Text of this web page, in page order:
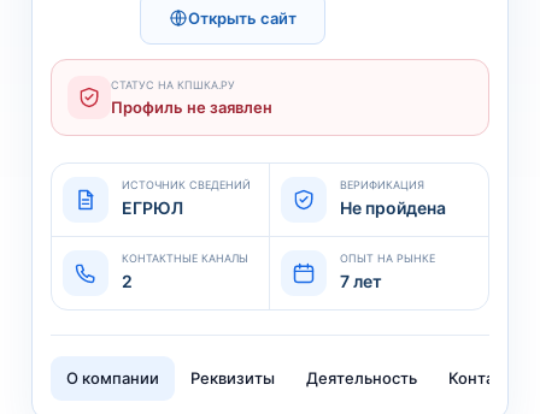
Открыть сайт
СТАТУС НА КПШКА.РУ
Профиль не заявлен
ИСТОЧНИК СВЕДЕНИЙ
ЕГРЮЛ
ВЕРИФИКАЦИЯ
Не пройдена
КОНТАКТНЫЕ КАНАЛЫ
2
ОПЫТ НА РЫНКЕ
7 лет
О компании Реквизиты Деятельность Контакты